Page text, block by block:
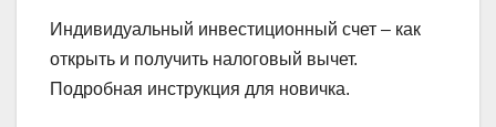
Индивидуальный инвестиционный счет – как
открыть и получить налоговый вычет.
Подробная инструкция для новичка.